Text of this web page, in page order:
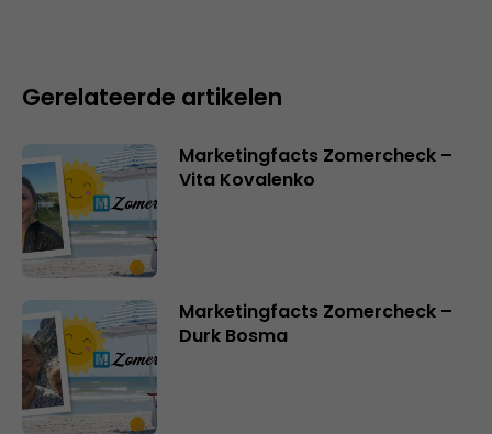
Gerelateerde artikelen
Marketingfacts Zomercheck –
Vita Kovalenko
Marketingfacts Zomercheck –
Durk Bosma